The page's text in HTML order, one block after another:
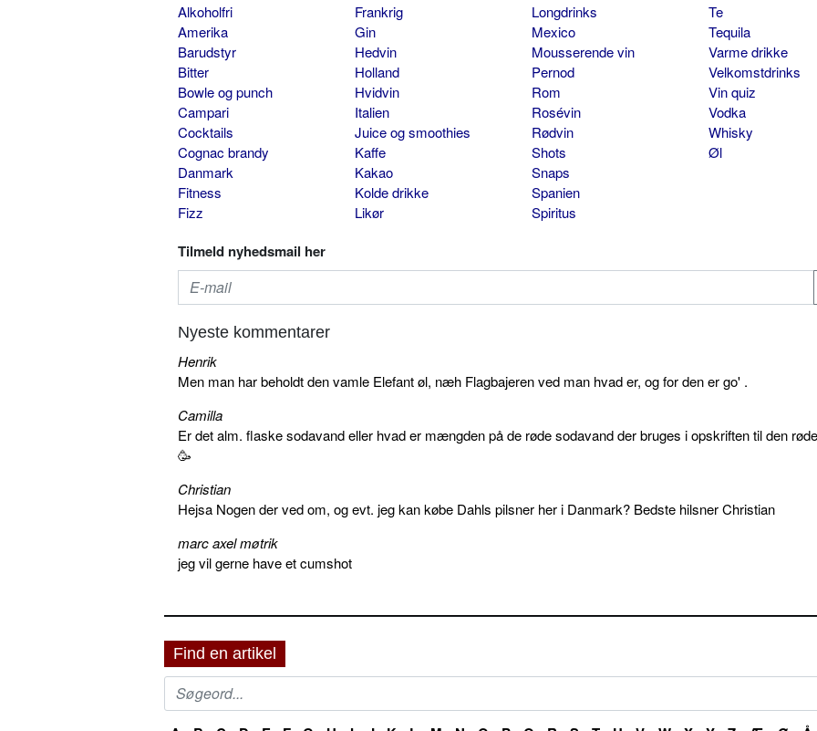
Alkoholfri
Amerika
Barudstyr
Bitter
Bowle og punch
Campari
Cocktails
Cognac brandy
Danmark
Fitness
Fizz
Frankrig
Gin
Hedvin
Holland
Hvidvin
Italien
Juice og smoothies
Kaffe
Kakao
Kolde drikke
Likør
Longdrinks
Mexico
Mousserende vin
Pernod
Rom
Rosévin
Rødvin
Shots
Snaps
Spanien
Spiritus
Te
Tequila
Varme drikke
Velkomstdrinks
Vin quiz
Vodka
Whisky
Øl
Tilmeld nyhedsmail her
Nyeste kommentarer
Henrik
Men man har beholdt den vamle Elefant øl, næh Flagbajeren ved man hvad er, og for den er go' .
Camilla
Er det alm. flaske sodavand eller hvad er mængden på de røde sodavand der bruges i opskriften til den
🥳
Christian
Hejsa Nogen der ved om, og evt. jeg kan købe Dahls pilsner her i Danmark? Bedste hilsner Christian
marc axel møtrik
jeg vil gerne have et cumshot
Find en artikel